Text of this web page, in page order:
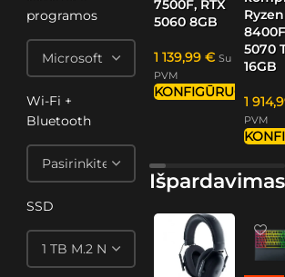
programos
Wi-Fi +
Bluetooth
SSD
7500F, RTX
5060 8GB
1 139,99 € Su
PVM
KONFIGŪRUOTI
5070
16GB
1
PVM
Išpardavimas